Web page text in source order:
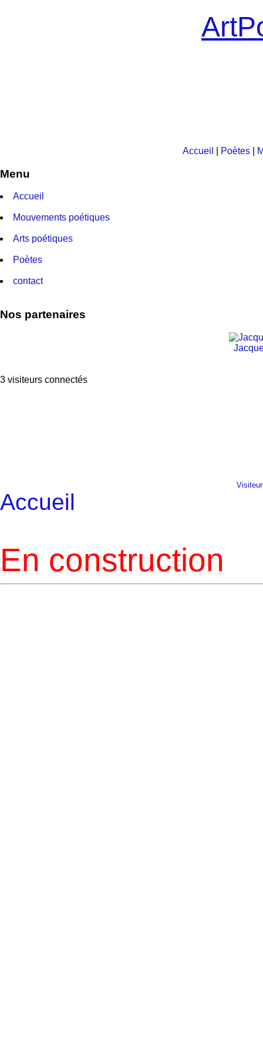
Accueil Poètes|
Menu
Accueil
Mouvements poétiques
Arts poétiques
Poètes
contact
Nos partenaires
3 visiteurs connectés
Accueil
En construction